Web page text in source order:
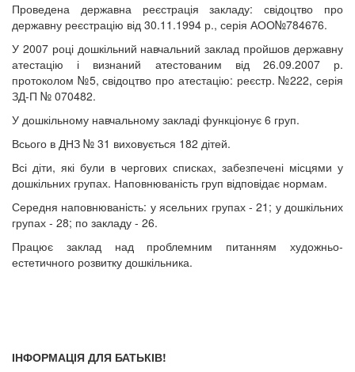
Проведена державна реєстрація закладу: свідоцтво про
державну реєстрацію від 30.11.1994 р., серія АОО№784676.
У 2007 році дошкільний навчальний заклад пройшов державну
атестацію і визнаний атестованим від 26.09.2007 р.
протоколом №5, свідоцтво про атестацію: реєстр. №222, серія
ЗД-П № 070482.
У дошкільному навчальному закладі функціонує 6 груп.
Всього в ДНЗ № 31 виховується 182 дітей.
Всі діти, які були в чергових списках, забезпечені місцями у
дошкільних групах. Наповнюваність груп відповідає нормам.
Середня наповнюваність: у ясельних групах - 21; у дошкільних
групах - 28; по закладу - 26.
Працює заклад над проблемним питанням художньо-
естетичного розвитку дошкільника.
ІНФОРМАЦІЯ ДЛЯ БАТЬКІВ!